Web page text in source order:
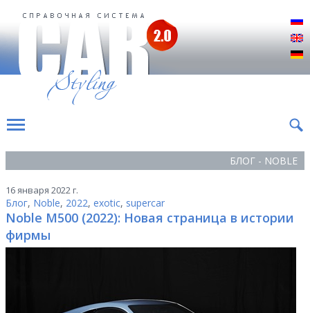
БЛОГ - NOBLE
16 января 2022 г.
Блог, Noble, 2022, exotic, supercar
Noble M500 (2022): Новая страница в истории
фирмы